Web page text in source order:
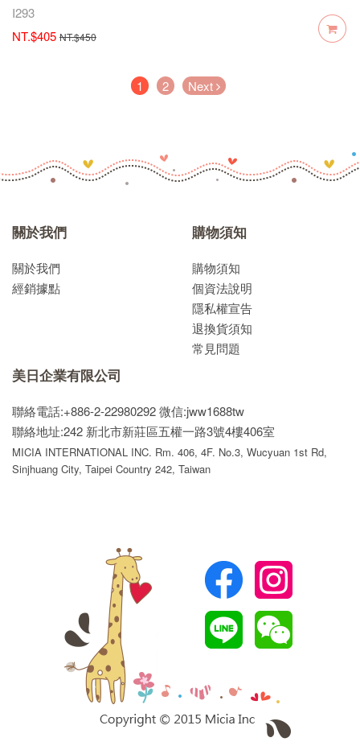
I293
NT.$405 NT.$450
1 (current)
2 Next
關於我們
關於我們
經銷據點
購物須知
購物須知
個資法說明
隱私權宣告
退換貨須知
常見問題
美日企業有限公司
聯絡電話:+886-2-22980292微信:jww1688tw
聯絡地址:242 新北市新莊區五權一路3號4樓406室
MICIA INTERNATIONAL INC. Rm. 406, 4F. No.3, Wucyuan 1st Rd,
Sinjhuang City, Taipei Country 242, Taiwan